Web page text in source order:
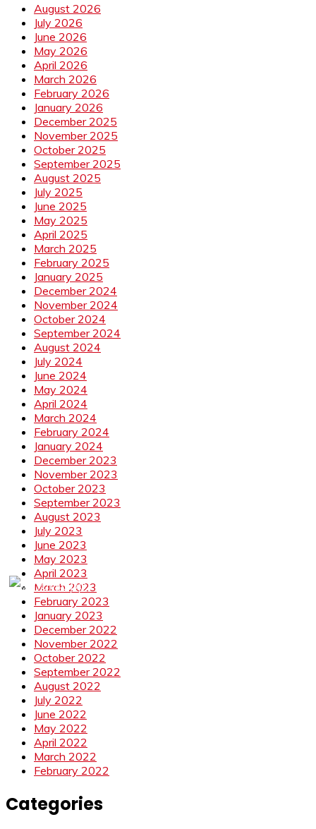
August 2026
July 2026
June 2026
May 2026
April 2026
March 2026
February 2026
January 2026
December 2025
November 2025
October 2025
September 2025
August 2025
July 2025
June 2025
May 2025
April 2025
March 2025
February 2025
January 2025
December 2024
November 2024
October 2024
September 2024
August 2024
July 2024
June 2024
May 2024
April 2024
March 2024
February 2024
January 2024
December 2023
November 2023
October 2023
September 2023
August 2023
July 2023
June 2023
May 2023
April 2023
March 2023
February 2023
January 2023
December 2022
November 2022
October 2022
September 2022
August 2022
July 2022
June 2022
May 2022
April 2022
March 2022
February 2022
Categories